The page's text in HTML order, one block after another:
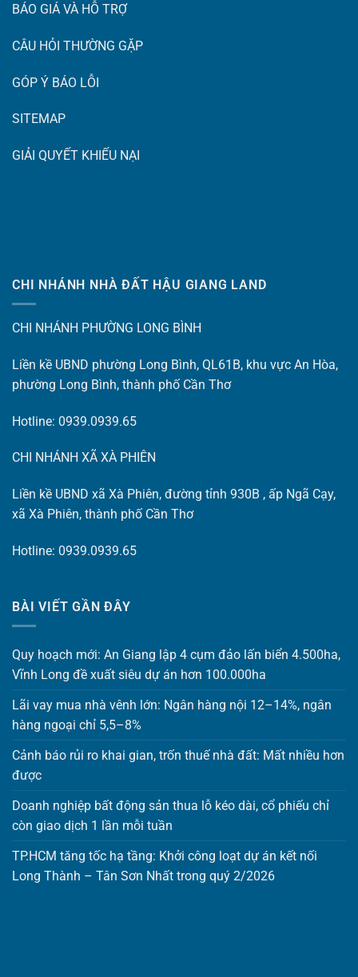
BÁO GIÁ VÀ HỖ TRỢ
CÂU HỎI THƯỜNG GẶP
GÓP Ý BÁO LỖI
SITEMAP
GIẢI QUYẾT KHIẾU NẠI
CHI NHÁNH NHÀ ĐẤT HẬU GIANG LAND
CHI NHÁNH PHƯỜNG LONG BÌNH
Liền kề UBND phường Long Bình, QL61B, khu vực An Hòa,
phường Long Bình, thành phố Cần Thơ
Hotline: 0939.0939.65
CHI NHÁNH XÃ XÀ PHIÊN
Liền kề UBND xã Xà Phiên, đường tỉnh 930B , ấp Ngã Cạy,
xã Xà Phiên, thành phố Cần Thơ
Hotline: 0939.0939.65
BÀI VIẾT GẦN ĐÂY
Quy hoạch mới: An Giang lập 4 cụm đảo lấn biển 4.500ha,
Vĩnh Long đề xuất siêu dự án hơn 100.000ha
Lãi vay mua nhà vênh lớn: Ngân hàng nội 12–14%, ngân
hàng ngoại chỉ 5,5–8%
Cảnh báo rủi ro khai gian, trốn thuế nhà đất: Mất nhiều hơn
được
Doanh nghiệp bất động sản thua lỗ kéo dài, cổ phiếu chỉ
còn giao dịch 1 lần mỗi tuần
TP.HCM tăng tốc hạ tầng: Khởi công loạt dự án kết nối
Long Thành – Tân Sơn Nhất trong quý 2/2026